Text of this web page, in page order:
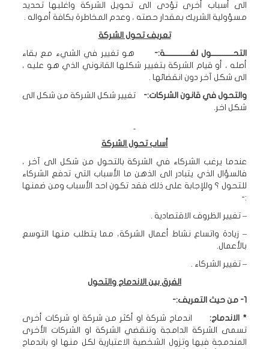
الى أسباب أخرى تؤدى الى تحويل الشركة واغلبها تحديد
مسؤولية الشريك بمقدار حصته ، وعدم المخاطرة بكافة أمواله .
تعريف تحول الشركة
التحــــــــــــول لغــــــــــــــة:- هو تغيير في الشيء مع بقاء
أصله ، أو قيام الشركة بتغيير شكلها القانوني الذي هو عليه ،
الى شكل آخر دون انقضائها .
والتحول في قانون الشركات:- تغيير شكل الشركة من شكل الى
شكل اخر.
أساب تحول الشركة
عندما يرغب الشركاء في الشركة بالتحول من شكل الى آخر ،
فالسؤال الذي يتبادر الى الذهن ما الأسباب التي تدفع الشركاء
للتحول ؟ وللإجابة على ذلك فقد تكون احد الأسباب ومن ضمنها
:-
– تغيير الظروف الاقتصادية .
– زيادة واتساع نشاط أعمال الشركة، مما يتطلب منها التوسع
بالأعمال.
– تغيير الشركاء .
الفرق بين الاندماج والتحول
1- من حيث التعريف:-
* الاندماج: اندماج شركة او أكثر من شركة او شركات أخرى
تسمى الشركة الدامجة وتنقضي الشركة او الشركات الأخرى
المندمجة فيها وتزول الشخصية الاعتبارية لكل منها او باندماج